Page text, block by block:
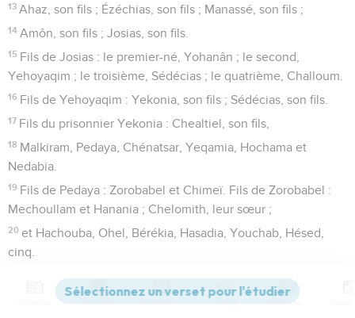
13 Ahaz, son fils ; Ézéchias, son fils ; Manassé, son fils ;
14 Amôn, son fils ; Josias, son fils.
15 Fils de Josias : le premier-né, Yohanân ; le second,
Yehoyaqim ; le troisième, Sédécias ; le quatrième, Challoum.
16 Fils de Yehoyaqim : Yekonia, son fils ; Sédécias, son fils.
17 Fils du prisonnier Yekonia : Chealtiel, son fils,
18 Malkiram, Pedaya, Chénatsar, Yeqamia, Hochama et
Nedabia.
19 Fils de Pedaya : Zorobabel et Chimeï. Fils de Zorobabel :
Mechoullam et Hanania ; Chelomith, leur sœur ;
20 et Hachouba, Ohel, Bérékia, Hasadia, Youchab, Hésed,
cinq.
Fils de Hanania : Pelatia et Ésaïe ; les fils de Rephaya, les
fils d’Arnân, les fils d’Abdias, les fils de Chekania.
Versions Commentaires Strong